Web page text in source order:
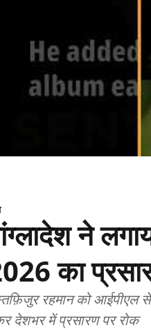
ने
का
को आईपीएल से हटाने के बाद बांग्लादेश सरकार का बड़ा फैसला — ‘जनहित’ का हवाला
देशभर में प्रसारण पर रोक